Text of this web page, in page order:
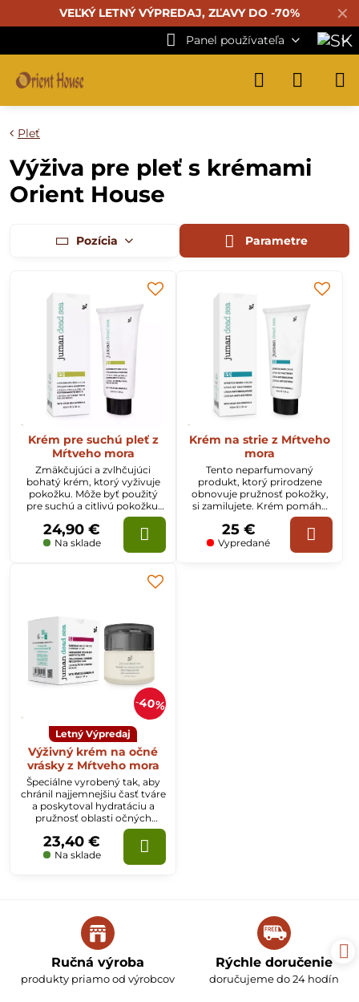
✕
VEĽKÝ LETNÝ VÝPREDAJ, ZĽAVY DO -70%
Panel používateľa
Pleť
Výživa pre pleť s krémami
Orient House
Pozícia Parametre
Krém pre suchú pleť z
Mŕtveho mora
Zmäkčujúci a zvlhčujúci
bohatý krém, ktorý vyživuje
pokožku. Môže byť použitý
pre suchú a citlivú pokožku.
Krém ošetruje aj podráždenú
pokožku, aby sa znížila strata
vody z pokožky.
Na sklade
24,90 €
Krém na strie z Mŕtveho
mora
Tento neparfumovaný
produkt, ktorý prirodzene
obnovuje pružnosť pokožky,
si zamilujete. Krém pomáha
pokožke zotaviť sa z rôznych
typov poškodenia tkaniva a
pomáha znižovať výskyt jaziev
Vypredané
25 €
40%
Letný Výpredaj
Výživný krém na očné
vrásky z Mŕtveho mora
Špeciálne vyrobený tak, aby
chránil najjemnejšiu časť tváre
a poskytoval hydratáciu a
pružnosť oblasti očných
mora spolu s ďalšími
výťažkami a olejmi poskytujú
pokožke mladistvý a zdravý
Na sklade
23,40 €
Ručná výroba
produkty priamo od výrobcov
Rýchle doručenie
doručujeme do 24 hodín